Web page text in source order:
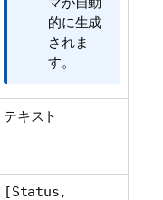
的に生成
されま
す。
テキスト
[Status,